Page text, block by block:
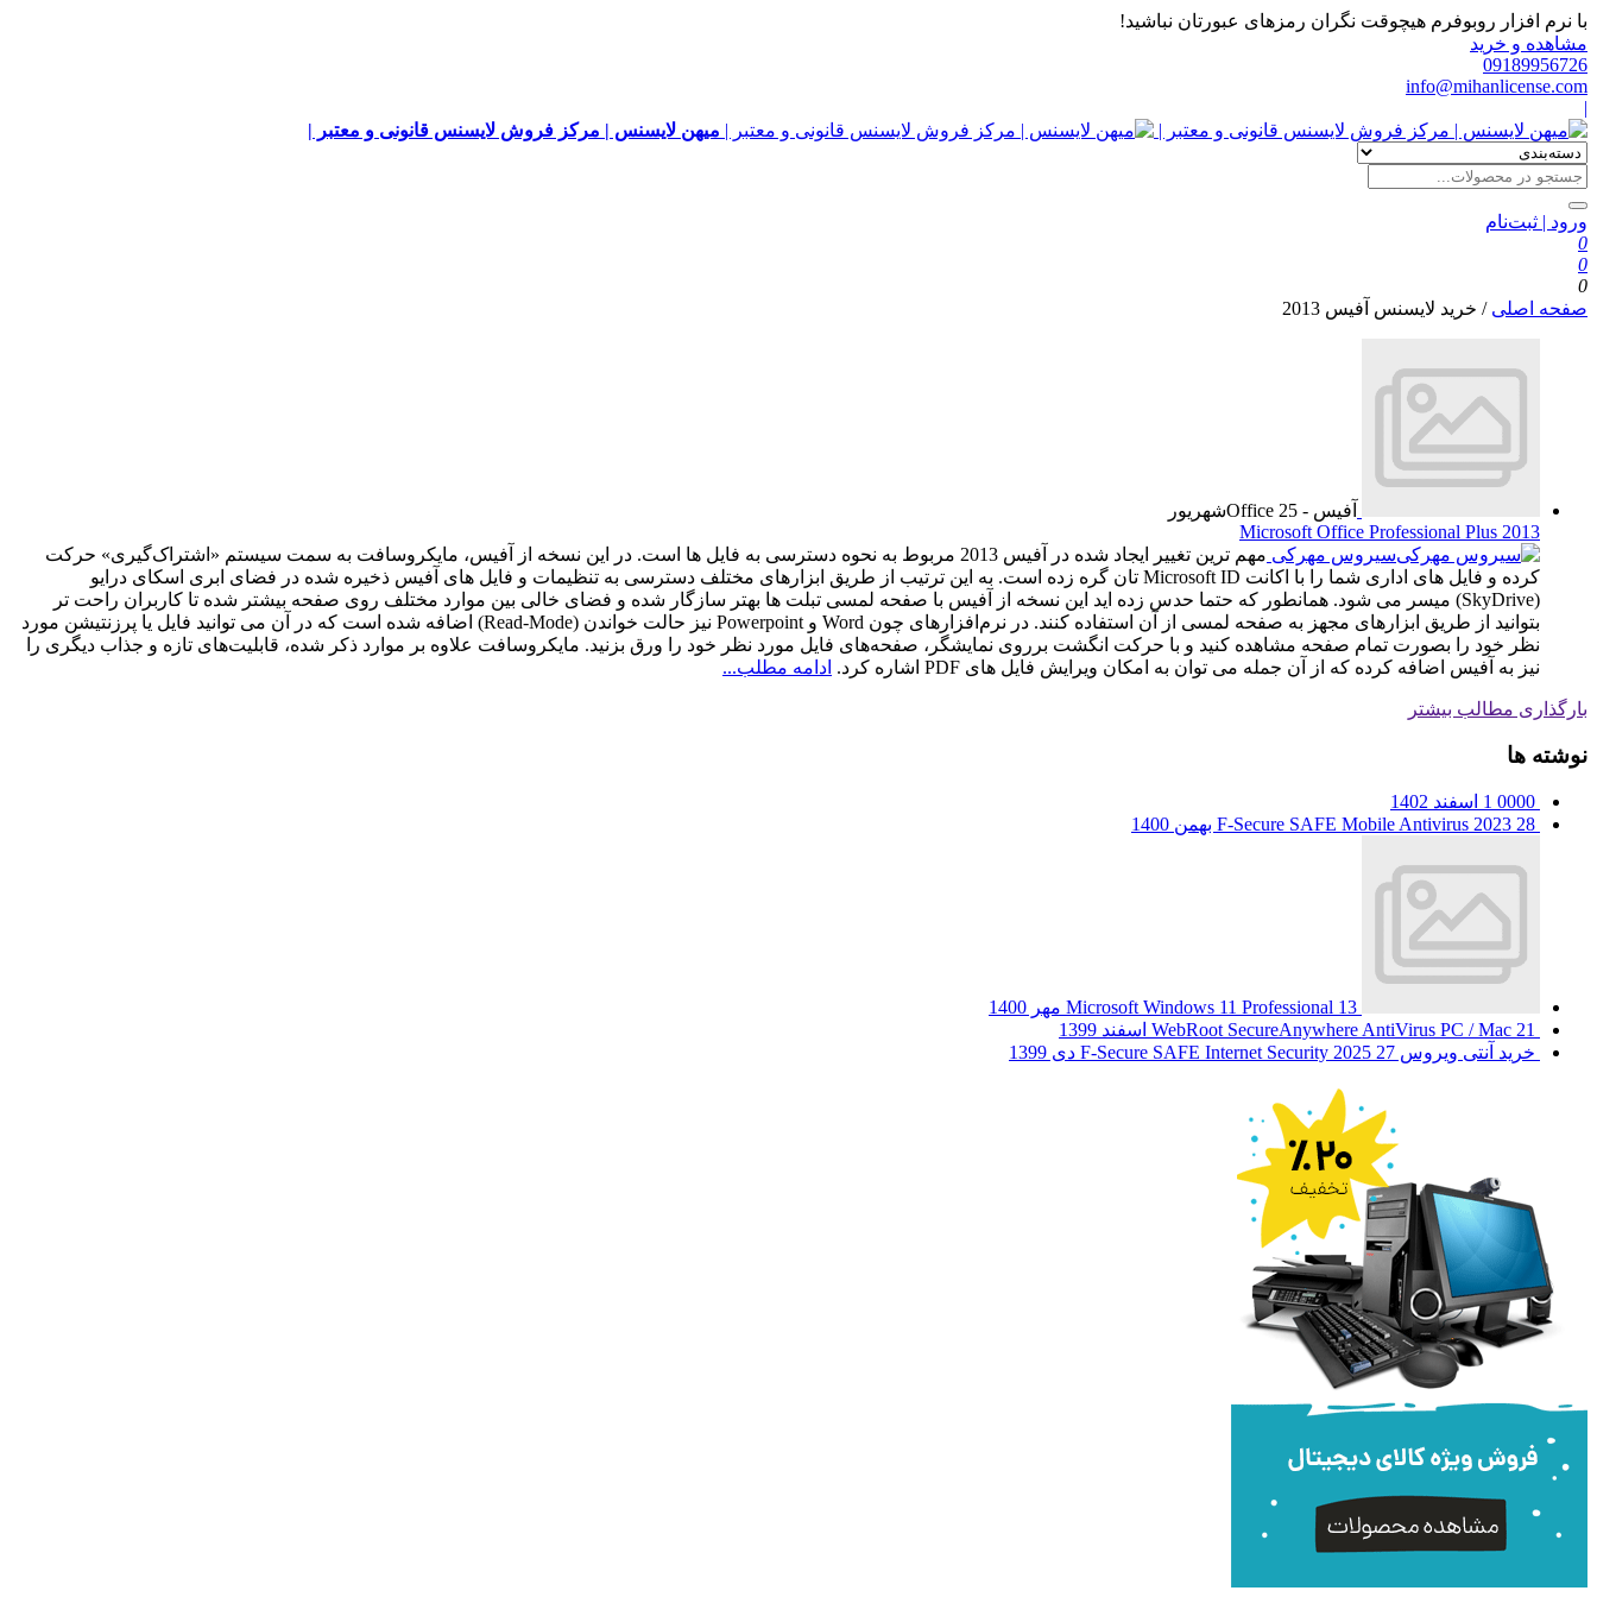
با نرم افزار روبوفرم هیچوقت نگران رمزهای عبورتان نباشید!
مشاهده و خرید
09189956726
info@mihanlicense.com
|
میهن لایسنس | مرکز فروش لایسنس قانونی و معتبر |
ورود | ثبت‌نام
0
0
0
صفحه اصلی / خرید لایسنس آفیس 2013
آفیس - Office 25
شهریور
Microsoft Office Professional Plus 2013
سیروس مهرکی
مهم ترین تغییر ایجاد شده در آفیس 2013 مربوط به نحوه دسترسی به فایل‌ ها است. در این نسخه از آفیس، مایکروسافت به سمت سیستم‌ «اشتراک‌گیری» حرکت
کرده و فایل‌ های اداری شما را با اکانت Microsoft ID‌ تان گره‌ زده است. به این‌ ترتیب از طریق ابزارهای مختلف دسترسی به تنظیمات و فایل‌ های آفیس ذخیره شده در فضای ابری اسکای درایو
(SkyDrive) میسر می‌ شود. همانطور که حتما حدس زده‌ اید این نسخه از آفیس با صفحه لمسی تبلت‌ ها بهتر سازگار شده و فضای خالی بین موارد مختلف روی صفحه بیشتر شده تا کاربران راحت‌ تر
بتوانید از طریق ابزارهای مجهز به صفحه لمسی از آن استفاده کنند. در نرم‌افزارهای چون Word و Powerpoint نیز حالت خواندن (Read-Mode) اضافه شده است که در آن می‌ توانید فایل یا پرزنتیشن مورد
نظر خود را بصورت تمام صفحه مشاهده کنید و با حرکت انگشت برروی نمایشگر، صفحه‌های فایل مورد نظر خود را ورق بزنید. مایکروسافت علاوه بر موارد ذکر شده، قابلیت‌های تازه و جذاب دیگری را
نیز به آفیس اضافه کرده که از آن جمله می‌ توان به امکان ویرایش فایل‌ های PDF اشاره کرد.
ادامه مطلب...
بارگذاری مطالب بیشتر
نوشته ها
0000 1 اسفند 1402
F-Secure SAFE Mobile Antivirus 2023 28 بهمن 1400
Microsoft Windows 11 Professional 13 مهر 1400
WebRoot SecureAnywhere AntiVirus PC / Mac 21 اسفند 1399
خرید آنتی ویروس F-Secure SAFE Internet Security 2025 27 دی 1399